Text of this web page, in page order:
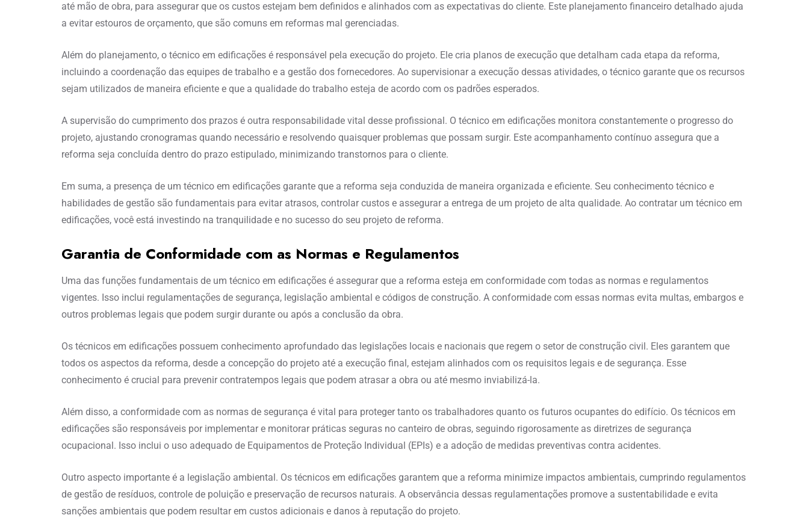
até mão de obra, para assegurar que os custos estejam bem definidos e alinhados com as expectativas do cliente. Este planejamento financeiro detalhado ajuda
a evitar estouros de orçamento, que são comuns em reformas mal gerenciadas.
Além do planejamento, o técnico em edificações é responsável pela execução do projeto. Ele cria planos de execução que detalham cada etapa da reforma,
incluindo a coordenação das equipes de trabalho e a gestão dos fornecedores. Ao supervisionar a execução dessas atividades, o técnico garante que os recursos
sejam utilizados de maneira eficiente e que a qualidade do trabalho esteja de acordo com os padrões esperados.
A supervisão do cumprimento dos prazos é outra responsabilidade vital desse profissional. O técnico em edificações monitora constantemente o progresso do
projeto, ajustando cronogramas quando necessário e resolvendo quaisquer problemas que possam surgir. Este acompanhamento contínuo assegura que a
reforma seja concluída dentro do prazo estipulado, minimizando transtornos para o cliente.
Em suma, a presença de um técnico em edificações garante que a reforma seja conduzida de maneira organizada e eficiente. Seu conhecimento técnico e
habilidades de gestão são fundamentais para evitar atrasos, controlar custos e assegurar a entrega de um projeto de alta qualidade. Ao contratar um técnico em
edificações, você está investindo na tranquilidade e no sucesso do seu projeto de reforma.
Garantia de Conformidade com as Normas e Regulamentos
Uma das funções fundamentais de um técnico em edificações é assegurar que a reforma esteja em conformidade com todas as normas e regulamentos
vigentes. Isso inclui regulamentações de segurança, legislação ambiental e códigos de construção. A conformidade com essas normas evita multas, embargos e
outros problemas legais que podem surgir durante ou após a conclusão da obra.
Os técnicos em edificações possuem conhecimento aprofundado das legislações locais e nacionais que regem o setor de construção civil. Eles garantem que
todos os aspectos da reforma, desde a concepção do projeto até a execução final, estejam alinhados com os requisitos legais e de segurança. Esse
conhecimento é crucial para prevenir contratempos legais que podem atrasar a obra ou até mesmo inviabilizá-la.
Além disso, a conformidade com as normas de segurança é vital para proteger tanto os trabalhadores quanto os futuros ocupantes do edifício. Os técnicos em
edificações são responsáveis por implementar e monitorar práticas seguras no canteiro de obras, seguindo rigorosamente as diretrizes de segurança
ocupacional. Isso inclui o uso adequado de Equipamentos de Proteção Individual (EPIs) e a adoção de medidas preventivas contra acidentes.
Outro aspecto importante é a legislação ambiental. Os técnicos em edificações garantem que a reforma minimize impactos ambientais, cumprindo regulamentos
de gestão de resíduos, controle de poluição e preservação de recursos naturais. A observância dessas regulamentações promove a sustentabilidade e evita
sanções ambientais que podem resultar em custos adicionais e danos à reputação do projeto.